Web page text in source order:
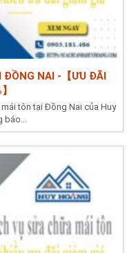
ĐỒNG NAI -【ƯU ĐÃI
tôn tại Đồng Nai của Huy
báo...